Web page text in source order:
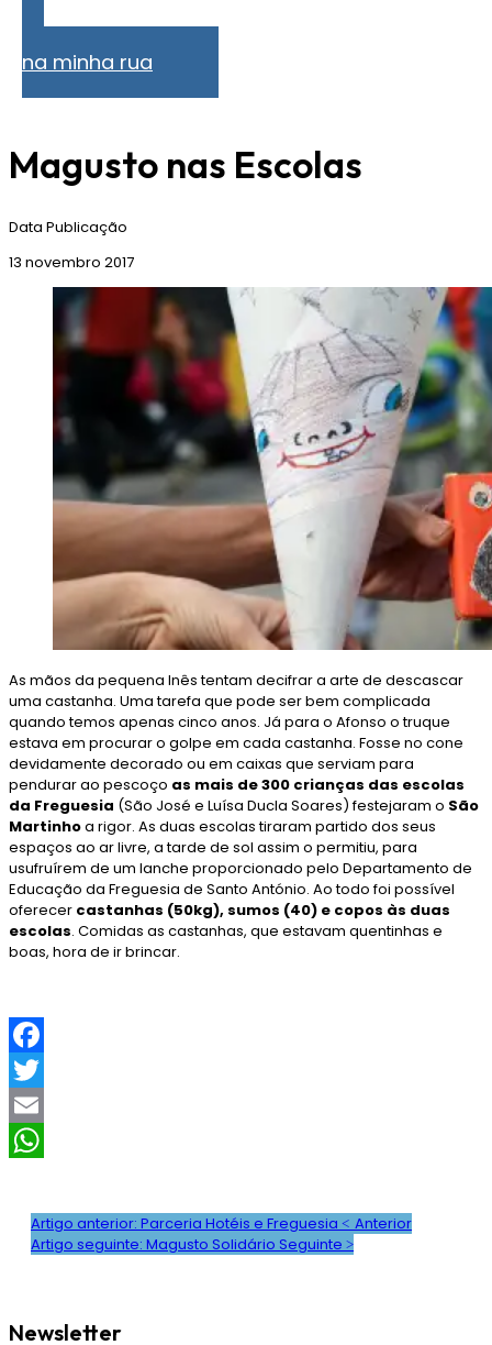
na minha rua
Magusto nas Escolas
Data Publicação
13 novembro 2017
As mãos da pequena Inês tentam decifrar a arte de descascar
uma castanha. Uma tarefa que pode ser bem complicada
quando temos apenas cinco anos. Já para o Afonso o truque
estava em procurar o golpe em cada castanha. Fosse no cone
devidamente decorado ou em caixas que serviam para
pendurar ao pescoço as mais de 300 crianças das escolas
da Freguesia (São José e Luísa Ducla Soares) festejaram o São
Martinhoa rigor. As duas escolas tiraram partido dos seus
espaços ao ar livre, a tarde de sol assim o permitiu, para
usufruírem de um lanche proporcionado pelo Departamento de
Educação da Freguesia de Santo António. Ao todo foi possível
oferecer castanhas (50kg), sumos (40) e copos às duas
escolas. Comidas as castanhas, que estavam quentinhas e
boas, hora de ir brincar.
F
a
c
T
w
E
Artigo anterior: Parceria Hotéis e Freguesia
Anterior
Artigo seguinte: Magusto Solidário Seguinte
Newsletter